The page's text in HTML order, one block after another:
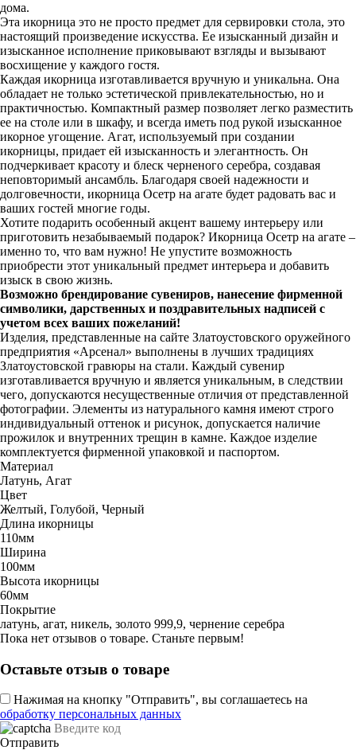
дома.
Эта икорница это не просто предмет для сервировки стола, это
настоящий произведение искусства. Ее изысканный дизайн и
изысканное исполнение приковывают взгляды и вызывают
восхищение у каждого гостя.
Каждая икорница изготавливается вручную и уникальна. Она
обладает не только эстетической привлекательностью, но и
практичностью. Компактный размер позволяет легко разместить
ее на столе или в шкафу, и всегда иметь под рукой изысканное
икорное угощение. Агат, используемый при создании
икорницы, придает ей изысканность и элегантность. Он
подчеркивает красоту и блеск черненого серебра, создавая
неповторимый ансамбль. Благодаря своей надежности и
долговечности, икорница Осетр на агате будет радовать вас и
ваших гостей многие годы.
Хотите подарить особенный акцент вашему интерьеру или
приготовить незабываемый подарок? Икорница Осетр на агате –
именно то, что вам нужно! Не упустите возможность
приобрести этот уникальный предмет интерьера и добавить
изыск в свою жизнь.
Возможно брендирование сувениров, нанесение фирменной
символики, дарственных и поздравительных надписей с
учетом всех ваших пожеланий!
Изделия, представленные на сайте Златоустовского оружейного
предприятия «Арсенал» выполнены в лучших традициях
Златоустовской гравюры на стали. Каждый сувенир
изготавливается вручную и является уникальным, в следствии
чего, допускаются несущественные отличия от представленной
фотографии. Элементы из натурального камня имеют строго
индивидуальный оттенок и рисунок, допускается наличие
прожилок и внутренних трещин в камне. Каждое изделие
комплектуется фирменной упаковкой и паспортом.
Материал
Латунь, Агат
Цвет
Желтый, Голубой, Черный
Длина икорницы
110мм
Ширина
100мм
Высота икорницы
60мм
Покрытие
латунь, агат, никель, золото 999,9, чернение серебра
Пока нет отзывов о товаре. Станьте первым!
Оставьте отзыв о товаре
Нажимая на кнопку "Отправить", вы соглашаетесь на
обработку персональных данных
Отправить